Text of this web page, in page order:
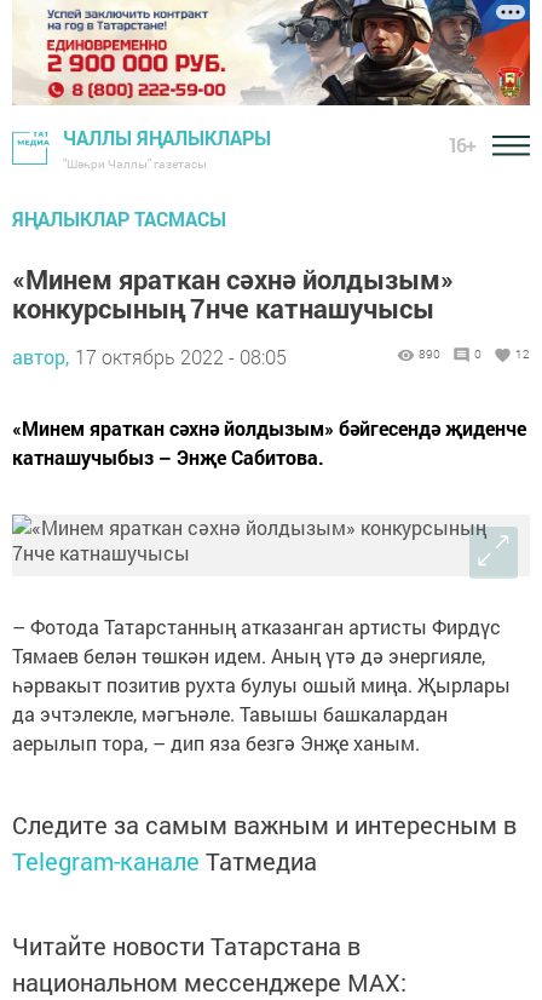
ЧАЛЛЫ ЯҢАЛЫКЛАРЫ
"Шәһри Чаллы" газетасы
16+
ЯҢАЛЫКЛАР ТАСМАСЫ
«Минем яраткан сәхнә йолдызым»
конкурсының 7нче катнашучысы
автор, 17 октябрь 2022 - 08:05 890 0 12
«Минем яраткан сәхнә йолдызым» бәйгесендә җиденче
катнашучыбыз – Энҗе Сабитова.
– Фотода Татарстанның атказанган артисты Фирдүс
Тямаев белән төшкән идем. Аның үтә дә энергияле,
һәрвакыт позитив рухта булуы ошый миңа. Җырлары
да эчтэлекле, мәгънәле. Тавышы башкалардан
аерылып тора, – дип яза безгә Энҗе ханым.
Следите за самым важным и интересным в
Telegram-канале Татмедиа
Читайте новости Татарстана в
национальном мессенджере MАХ: